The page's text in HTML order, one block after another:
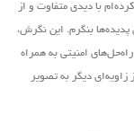
با دیدی متفاوت و از
پدیده‌ها بنگرم. این نگرش،
امنیتی به همراه
زاویه‌ای دیگر به تصویر